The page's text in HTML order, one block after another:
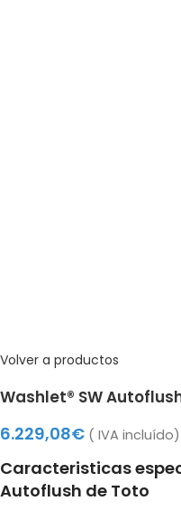
Volver a productos
Washlet® SW
6.229,08€ ( IVA incluído)
Caracteristicas
Autoflush de Toto